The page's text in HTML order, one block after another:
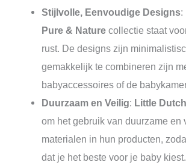
Stijlvolle, Eenvoudige Designs:
Pure & Nature collectie staat
rust. De designs zijn
gemakkelijk te combineren zijn
babyaccessoires of de
Duurzaam en Veilig: Little Dutch
om het gebruik van duurzame en
materialen in hun producten,
dat je het beste voor je baby kiest.